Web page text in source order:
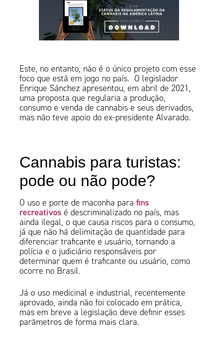
Este, no entanto, não é o único projeto com esse
foco que está em jogo no país. O legislador
Enrique Sánchez apresentou, em abril de 2021,
uma proposta que regularia a produção,
consumo e venda de cannabis e seus derivados,
mas não teve apoio do ex-presidente Alvarado.
Cannabis para turistas:
pode ou não pode?
O uso e porte de maconha parafins
recreativos é descriminalizado no país, mas
ainda ilegal, o que causa riscos para o consumo,
já que não há delimitação de quantidade para
diferenciar traficante e usuário, tornando a
polícia e o judiciário responsáveis por
determinar quem é traficante ou usuário, como
ocorre no Brasil.
Já o uso medicinal e industrial, recentemente
aprovado, ainda não foi colocado em prática,
mas em breve a legislação deve definir esses
parâmetros de forma mais clara.